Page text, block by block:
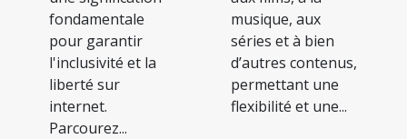
fondamentale
pour garantir
l'inclusivité et la
liberté sur
internet.
Parcourez...
musique, aux
séries et à bien
d’autres contenus,
permettant une
flexibilité et une...